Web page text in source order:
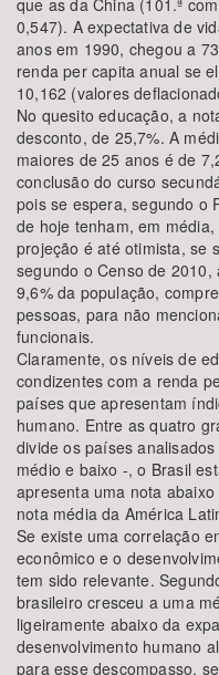
que as da China (101.ª
0,547). A expectativa de
anos em 1990, chegou a
renda per capita anual se
10,162 (valores
No quesito educação, a
desconto, de 25,7%. A
maiores de 25 anos é de
conclusão do curso
pois se espera, segundo o
de hoje tenham, em
projeção é até otimista, se
segundo o Censo de
9,6% da população,
pessoas, para não
funcionais.
Claramente, os níveis de
condizentes com a renda
países que apresentam
humano. Entre as quatro
divide os países
médio e baixo -, o Brasil
apresenta uma nota
nota média da América
Se existe uma correlação
econômico e o
tem sido relevante.
brasileiro cresceu a uma
ligeiramente abaixo da
desenvolvimento humano
para esse descompasso,